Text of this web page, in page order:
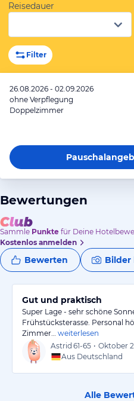
Reisedauer
Filter
26.08.2026 - 02.09.2026
ohne Verpflegung
Doppelzimmer
Bewertungen
Sammle Punkte für Deine
Kostenlos anmelden
Bewerten Bilder
Gut und praktisch
Super Lage - sehr schöne
Frühstücksterasse. Personal
Zimmer…
weiterlesen
Astrid 61-65 • Oktober
Aus Deutschland
Alle